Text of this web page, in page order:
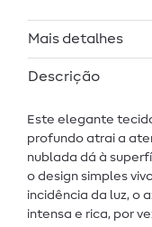
Mais detalhes
Descrição
Este elegante
profundo atrai a
nublada dá à
o design simples
incidência da luz, o
intensa e rica, por